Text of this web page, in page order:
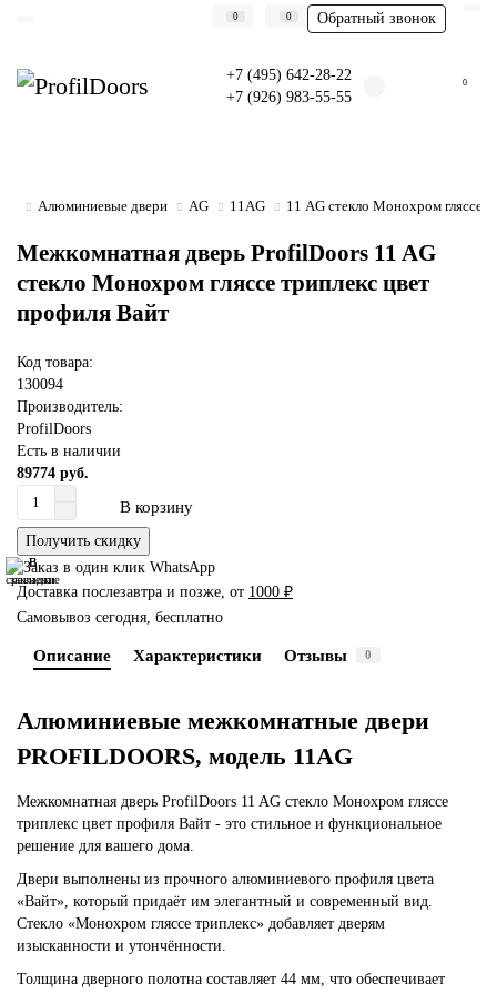
0 0 Обратный звонок
+7 (495) 642-28-22
+7 (926) 983-55-55
0
Алюминиевые двери AG 11AG 11 AG стекло Монохром гляссе
Межкомнатная дверь ProfilDoors 11 AG
стекло Монохром гляссе триплекс цвет
профиля Вайт
Код товара:
130094
Производитель:
ProfilDoors
Есть в наличии
89774 руб.
В корзину
Получить скидку
В
закладки
В
сравнение
Доставка послезавтра и позже, от 1000 ₽
Самовывоз сегодня, бесплатно
Описание Характеристики Отзывы 0
Алюминиевые межкомнатные двери
PROFILDOORS, модель 11AG
Межкомнатная дверь ProfilDoors 11 AG стекло Монохром гляссе
триплекс цвет профиля Вайт - это стильное и функциональное
решение для вашего дома.
Двери выполнены из прочного алюминиевого профиля цвета
«Вайт», который придаёт им элегантный и современный вид.
Стекло «Монохром гляссе триплекс» добавляет дверям
изысканности и утончённости.
Толщина дверного полотна составляет 44 мм, что обеспечивает